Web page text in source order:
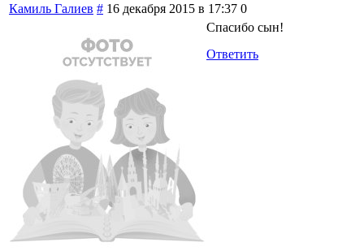
Камиль Галиев # 16 декабря 2015 в 17:37 0
Спасибо сын!
Ответить